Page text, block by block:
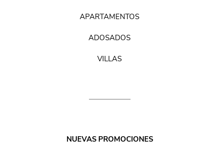
APARTAMENTOS
ADOSADOS
VILLAS
NUEVAS PROMOCIONES